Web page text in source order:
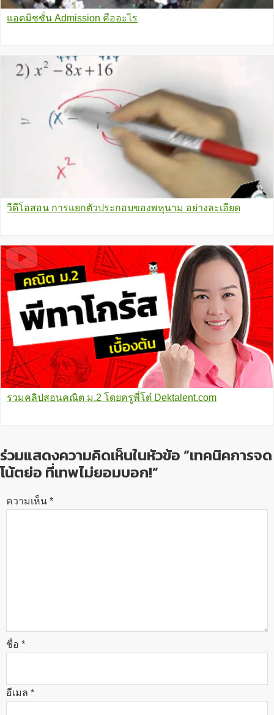
แอดมิชชั่น Admission คืออะไร
วีดีโอสอน การแยกตัวประกอบของพหุนาม อย่างละเอียด
รวมคลิปสอนคณิต ม.2 โดยครูพี่โต๋ Dektalent.com
ร่วมแสดงความคิดเห็นในหัวข้อ “เทคนิคการจด
โน้ตย่อ ที่เทพไม่ยอมบอก!”
ความเห็น *
ชื่อ *
อีเมล *